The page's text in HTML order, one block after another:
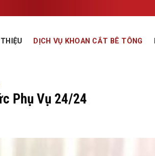
DỊCH VỤ KHOAN CẮT BÊ TÔNG
Phụ Vụ 24/24